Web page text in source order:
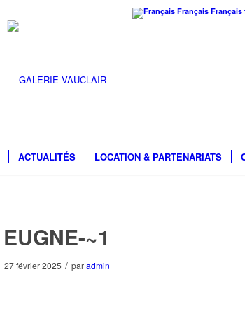
Français Français
ACTUALITÉS LOCATION & PARTENARIATS
EUGNE-~1
27 février 2025 / paradmin